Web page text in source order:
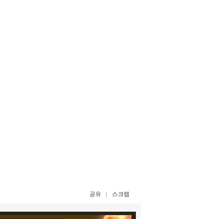
공유 스크랩